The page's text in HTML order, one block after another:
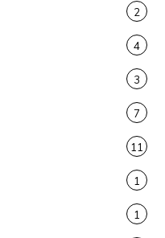
2
4
3
7
11
1
1